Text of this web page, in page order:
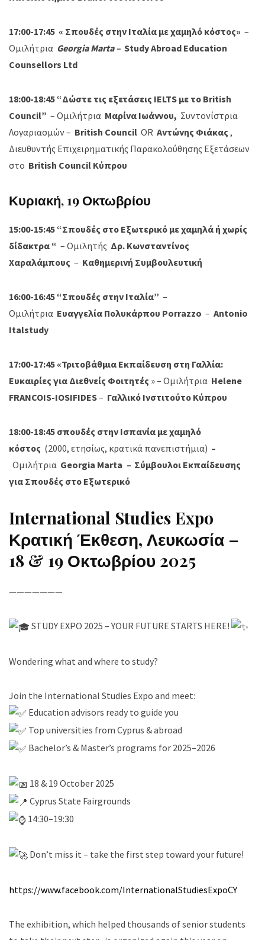
17:00-17:45 « Σπουδές στην Ιταλία με χαμηλό κόστος» –
Ομιλήτρια Georgia Marta – Study Abroad Education
Counsellors Ltd
18:00-18:45 “Δώστε τις εξετάσεις IELTS με το British
Council” – Ομιλήτρια Μαρίνα Ιωάννου, Συντονίστρια
Λογαριασμών – British Council OR Αντώνης Φιάκας ,
Διευθυντής Επιχειρηματικής Παρακολούθησης Εξετάσεων
στο British Council Κύπρου
Κυριακή, 19 Οκτωβρίου
15:00-15:45 “Σπουδές στο Εξωτερικό με χαμηλά ή χωρίς
δίδακτρα “ – Ομιλητής Δρ. Κωνσταντίνος
Χαραλάμπους – Καθημερινή Συμβουλευτική
16:00-16:45 “Σπουδές στην Ιταλία” –
Ομιλήτρια Ευαγγελία Πολυκάρπου Porrazzo – Antonio
Italstudy
17:00-17:45 «Τριτοβάθμια Εκπαίδευση στη Γαλλία:
Ευκαιρίες για Διεθνείς Φοιτητές » – Ομιλήτρια Helene
FRANCOIS-IOSIFIDES– Γαλλικό Ινστιτούτο Κύπρου
18:00-18:45 σπουδές στην Ισπανία με χαμηλό
κόστος (2000, ετησίως, κρατικά πανεπιστήμια) –
Ομιλήτρια Georgia Marta – Σύμβουλοι Εκπαίδευσης
για Σπουδές στο Εξωτερικό
International Studies Expo
Κρατική Έκθεση, Λευκωσία –
18 & 19 Οκτωβρίου 2025
———————
STUDY EXPO 2025 – YOUR FUTURE STARTS HERE!
Wondering what and where to study?
Join the International Studies Expo and meet:
Education advisors ready to guide you
Top universities from Cyprus & abroad
Bachelor’s & Master’s programs for 2025–2026
18 & 19 October 2025
Cyprus State Fairgrounds
14:30–19:30
Don’t miss it – take the first step toward your future!
https://www.facebook.com/InternationalStudiesExpoCY
The exhibition, which helped thousands of senior students